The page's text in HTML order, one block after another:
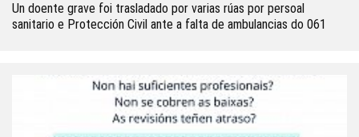
Un doente grave foi trasladado por varias rúas por persoal
sanitario e Protección Civil ante a falta de ambulancias do 061